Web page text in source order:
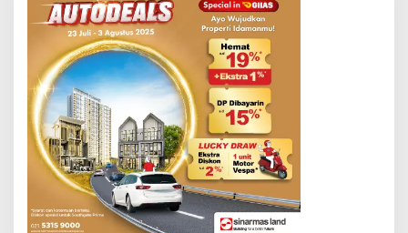
D
R
A
N
E
W
S
I
N
K